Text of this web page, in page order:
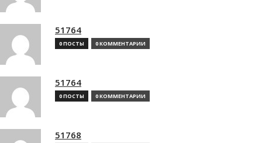
51764
0 ПОСТЫ 0 КОММЕНТАРИИ
51764
0 ПОСТЫ 0 КОММЕНТАРИИ
51768